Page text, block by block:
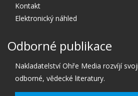
Kontakt
Elektronický náhled
Odborné publikace
Nakladatelství Ohře Media rozvíjí
odborné, vědecké literatury.